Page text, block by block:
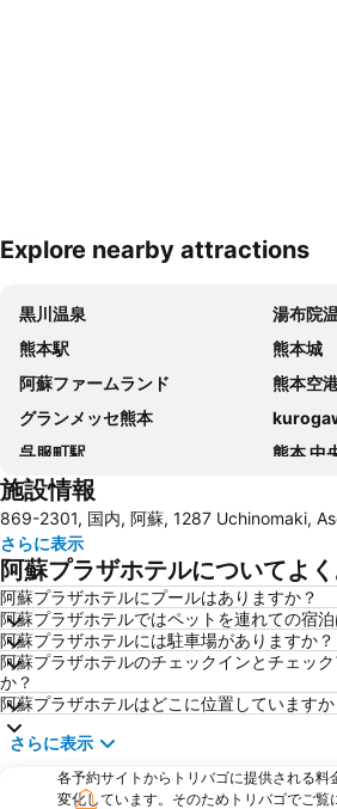
地図を拡大
Explore nearby attractions
黒川温泉
湯布院
熊本駅
熊本城
阿蘇ファームランド
熊本空
グランメッセ熊本
呉服町駅
熊本 中
水前寺成趣園
阿蘇温泉郷
長湯温
岡城跡
Yufuin
一心行公園
施設情報
869-2301, 国内, 阿蘇, 1287 Uchinomaki,
さらに表示
阿蘇プラザホテルについてよ
阿蘇プラザホテルにプールはありますか？
阿蘇プラザホテルではペットを連れての宿
阿蘇プラザホテルには駐車場がありますか？
阿蘇プラザホテルのチェックインとチェッ
か？
阿蘇プラザホテルはどこに位置していますか
さらに表示
各予約サイトからトリバゴに提供される料
変化しています。そのためトリバゴでご覧